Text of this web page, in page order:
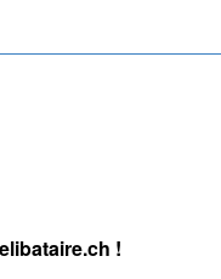
!